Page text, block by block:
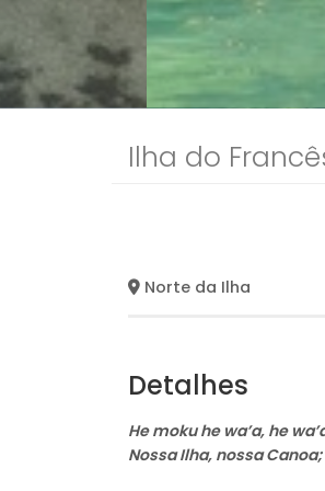
Ilha do
Norte da Ilha
Detalhes
He moku he wa’a, he
Nossa Ilha, nossa